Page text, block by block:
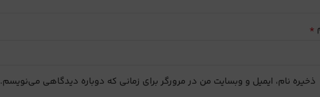
*
ذخیره نام، ایمیل و وبسایت من در مرورگر برای زمانی که دوباره دیدگاهی می‌نویسم.